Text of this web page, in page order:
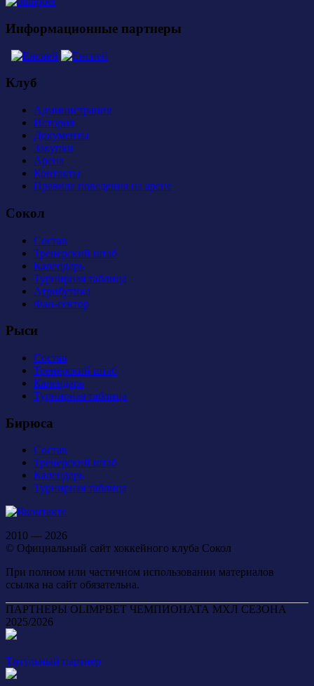
Информационные партнеры
Клуб
Администрация
История
Документы
Закупки
Арена
Контакты
Правила поведения на арене
Сокол
Состав
Тренерский штаб
Календарь
Турнирная таблица
Атрибутика
Фан-сектор
Рыси
Состав
Тренерский штаб
Календарь
Турнирная таблица
Бирюса
Состав
Тренерский штаб
Календарь
Турнирная таблица
2010 — 2026
© Официальный сайт хоккейного клуба Сокол
При полном или частичном использовании материалов
ссылка на сайт обязательна.
ПАРТНЕРЫ OLIMPBET ЧЕМПИОНАТА МХЛ СЕЗОНА
2025/2026
Титульный партнер